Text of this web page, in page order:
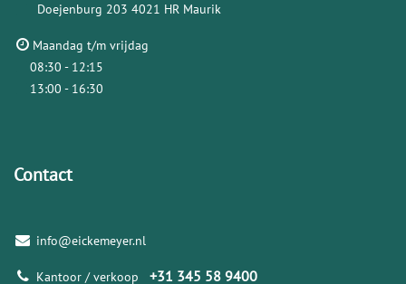
Doejenburg 203 4021 HR Maurik
Maandag t/m vrijdag
08:30 - 12:15
13:00 - 16:30
Contact
info@eickemeyer.nl
Kantoor / verkoop +31 345 58 9400